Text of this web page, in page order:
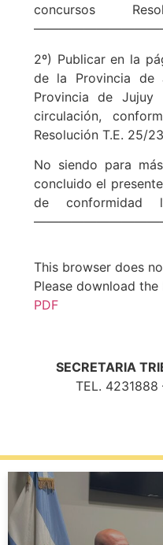
concursos
2º) Publicar en la
de la Provincia de
Provincia de
circulación,
Resolución T.E.
No siendo para
concluido el
de conformidad
This browser does
Please download
PDF
SECRETARIA
TEL. 4231888